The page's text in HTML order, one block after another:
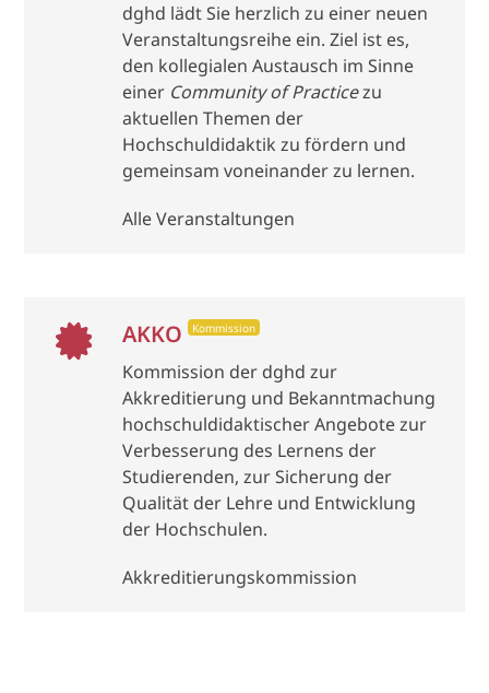
dghd lädt Sie herzlich zu einer neuen
Veranstaltungsreihe ein. Ziel ist es,
den kollegialen Austausch im Sinne
einer Community of Practicezu
aktuellen Themen der
Hochschuldidaktik zu fördern und
gemeinsam voneinander zu lernen.
Alle Veranstaltungen
AKKO Kommission
Kommission der dghd zur
Akkreditierung und Bekanntmachung
hochschuldidaktischer Angebote zur
Verbesserung des Lernens der
Studierenden, zur Sicherung der
Qualität der Lehre und Entwicklung
der Hochschulen.
Akkreditierungskommission